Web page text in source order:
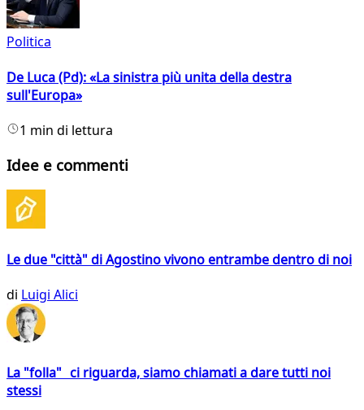
Politica
De Luca (Pd): «La sinistra più unita della destra
sull'Europa»
1 min di lettura
Idee e commenti
Le due "città" di Agostino vivono entrambe dentro di noi
di Luigi Alici
La "folla" ci riguarda, siamo chiamati a dare tutti noi
stessi